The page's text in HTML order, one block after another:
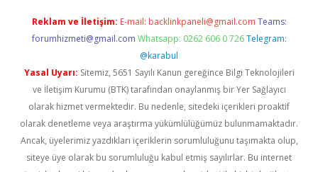
Reklam ve İletişim: E-mail: backlinkpaneli@gmail.com Teams:
forumhizmeti@gmail.com Whatsapp: 0262 606 0 726 Telegram:
@karabul
Yasal Uyarı: Sitemiz, 5651 Sayılı Kanun gereğince Bilgi Teknolojileri
ve İletişim Kurumu (BTK) tarafından onaylanmış bir Yer Sağlayıcı
olarak hizmet vermektedir. Bu nedenle, sitedeki içerikleri proaktif
olarak denetleme veya araştırma yükümlülüğümüz bulunmamaktadır.
Ancak, üyelerimiz yazdıkları içeriklerin sorumluluğunu taşımakta olup,
siteye üye olarak bu sorumluluğu kabul etmiş sayılırlar. Bu internet